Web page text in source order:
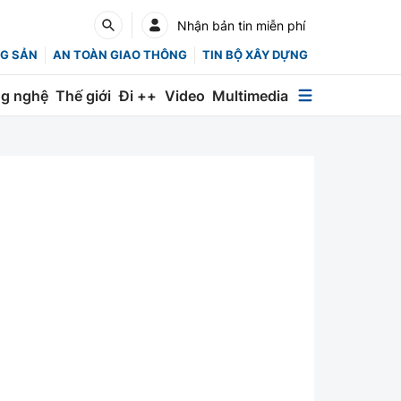
Nhận bản tin miễn phí
SẢN AN TOÀN GIAO THÔNG TIN BỘ XÂY DỰNG
nghệ Thế giới Đi ++ Video Multimedia